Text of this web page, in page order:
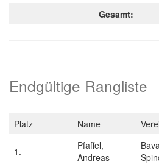
Gesamt:
Endgültige Rangliste
Platz Name
1.
Pfaffel,
Andreas